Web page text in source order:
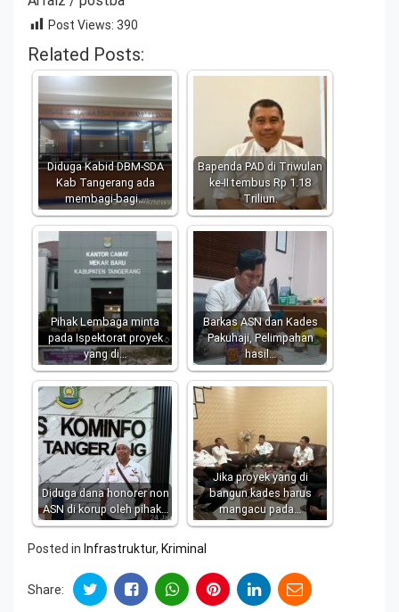
Post Views: 390
Related Posts:
Diduga Kabid DBM-SDA
Kab Tangerang ada
membagi-bagi…
Bapenda PAD di Triwulan
ke-II tembus Rp 1.18
Triliun.
Pihak Lembaga minta
pada Ispektorat proyek
yang di…
Barkas ASN dan Kades
Pakuhaji, Pelimpahan
hasil…
Diduga dana honorer non
ASN di korup oleh pihak…
Jika proyek yang di
bangun kades harus
mangacu pada…
Posted in Infrastruktur, Kriminal
Share: